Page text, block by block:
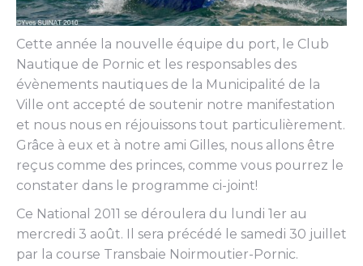
Cette année la nouvelle équipe du port, le Club
Nautique de Pornic et les responsables des
évènements nautiques de la Municipalité de la
Ville ont accepté de soutenir notre manifestation
et nous nous en réjouissons tout particulièrement.
Grâce à eux et à notre ami Gilles, nous allons être
reçus comme des princes, comme vous pourrez le
constater dans le programme ci-joint!
Ce National 2011 se déroulera du lundi 1er au
mercredi 3 août. Il sera précédé le samedi 30 juillet
par la course Transbaie Noirmoutier-Pornic.